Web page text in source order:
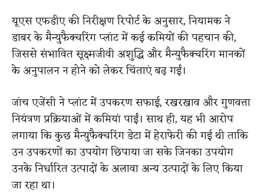
यूएस एफडीए की निरीक्षण रिपोर्ट के अनुसार, नियामक ने
डाबर के मैन्युफैक्चरिंग प्लांट में कई कमियों की पहचान की,
जिससे संभावित सूक्ष्मजीवी अशुद्धि और मैन्युफैक्चरिंग मानकों
के अनुपालन न होने को लेकर चिंताएं बढ़ गईं।
जांच एजेंसी ने प्लांट में उपकरण सफाई, रखरखाव और गुणवत्ता
नियंत्रण प्रक्रियाओं में कमियां पाईं। साथ ही, यह भी आरोप
लगाया कि कुछ मैन्युफैक्चरिंग डेटा में हेराफेरी की गई थी ताकि
उन उपकरणों का उपयोग छिपाया जा सके जिनका उपयोग
उनके निर्धारित उत्पादों के अलावा अन्य उत्पादों के लिए किया
जा रहा था।